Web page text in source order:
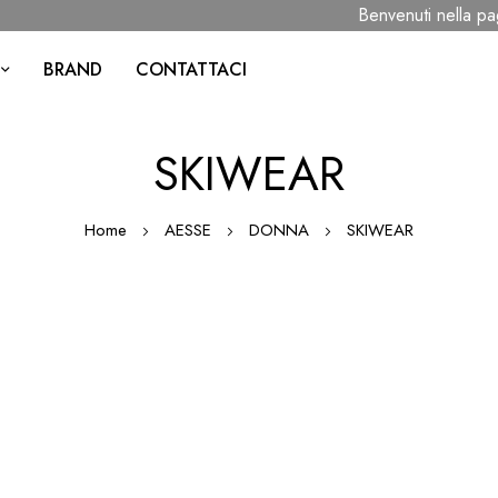
Benvenuti nella
BRAND CONTATTACI
SKIWEAR
Home AESSE DONNA SKIWEAR